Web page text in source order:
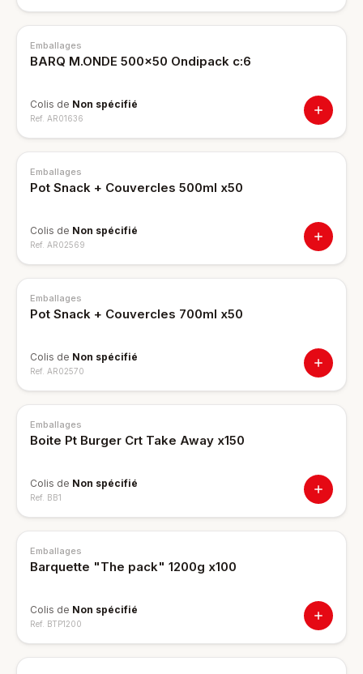
Emballages
BARQ M.ONDE 500x50 Ondipack c:6
Colis de Non spécifié
Ref. AR01636
Emballages
Pot Snack + Couvercles 500ml x50
Colis de Non spécifié
Ref. AR02569
Emballages
Pot Snack + Couvercles 700ml x50
Colis de Non spécifié
Ref. AR02570
Emballages
Boite Pt Burger Crt Take Away x150
Colis de Non spécifié
Ref. BB1
Emballages
Barquette "The pack" 1200g x100
Colis de Non spécifié
Ref. BTP1200